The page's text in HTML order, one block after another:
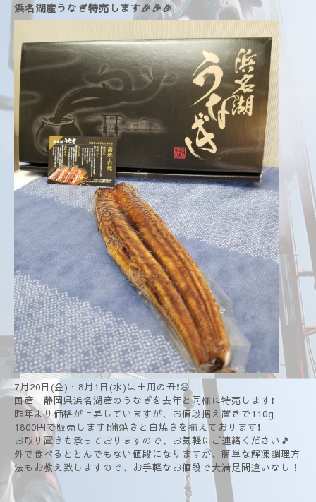
浜名湖産うなぎ特売します🎉🎉🎉
7月20日(金)・8月1日(水)は土用の丑❗😄
国産 静岡県浜名湖産のうなぎを去年と同様に特売します❗
昨年より価格が上昇していますが、お値段据え置きで110g
1800円で販売します❗蒲焼きと白焼きを揃えております❗
お取り置きも承っておりますので、お気軽にご連絡ください🎵
外で食べるととんでもない値段になりますが、簡単な解凍調理方
法もお教え致しますので、お手軽なお値段で大満足間違いなし！